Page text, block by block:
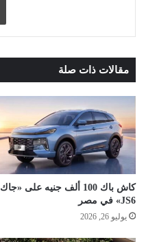
مقالات ذات صلة
كاش باك 100 ألف جنيه على «جاك
JS6» في مصر
يوليو 26, 2026